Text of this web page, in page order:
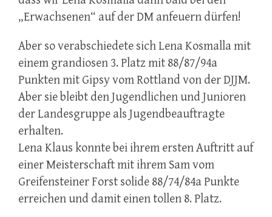
„Erwachsenen“ auf der DM anfeuern dürfen!
Aber so verabschiedete sich Lena Kosmalla mit
einem grandiosen 3. Platz mit 88/87/94a
Punkten mit Gipsy vom Rottland von der DJJM.
Aber sie bleibt den Jugendlichen und Junioren
der Landesgruppe als Jugendbeauftragte
erhalten.
Lena Klaus konnte bei ihrem ersten Auftritt auf
einer Meisterschaft mit ihrem Sam vom
Greifensteiner Forst solide 88/74/84a Punkte
erreichen und damit einen tollen 8. Platz.